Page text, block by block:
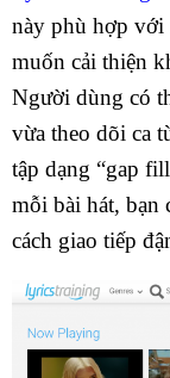
này phù hợp với
muốn cải thiện
Người dùng có
vừa theo dõi ca
tập dạng “gap
mỗi bài hát, bạn
cách giao tiếp